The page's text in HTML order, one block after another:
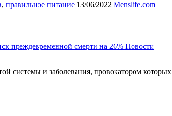
, правильное питание 13/06/2022 Menslife.com
преждевременной смерти на 26% Новости
системы и заболевания, провокатором которых